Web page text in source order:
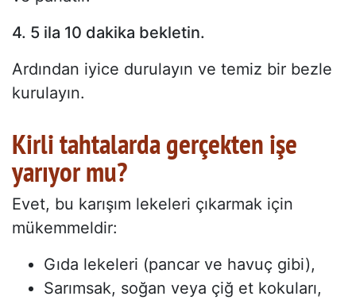
4. 5 ila 10 dakika bekletin.
Ardından iyice durulayın ve temiz bir bezle
kurulayın.
Kirli tahtalarda gerçekten işe
yarıyor mu?
Evet, bu karışım lekeleri çıkarmak için
mükemmeldir:
Gıda lekeleri (pancar ve havuç gibi),
Sarımsak, soğan veya çiğ et kokuları,